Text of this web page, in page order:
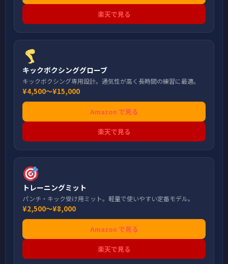
楽天で見る
キックボクシンググローブ
キックボクシング専用設計。通気性が高く長時間の練習に最適。
¥4,500〜¥15,000
Amazon で見る
楽天で見る
トレーニングミット
パンチ・キック受け用ミット。軽量で使いやすい定番モデル。
¥2,500〜¥8,000
Amazon で見る
楽天で見る